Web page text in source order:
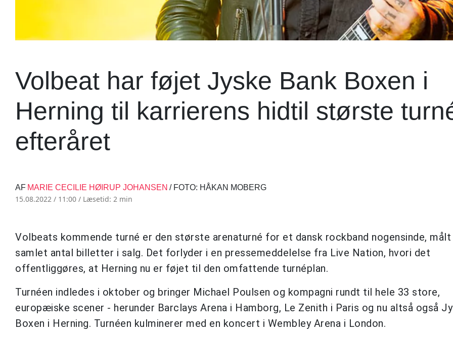
Volbeat har føjet Jyske Bank Boxen i
Herning til karrierens hidtil største
efteråret
AF MARIE CECILIE HØIRUP JOHANSEN / FOTO: HÅKAN MOBERG
15.08.2022 / 11:00 / Læsetid: 2 min
Volbeats kommende turné er den største arenaturné for et dansk rockband nogensinde, målt
samlet antal billetter i salg. Det forlyder i en pressemeddelelse fra Live Nation, hvori det
offentliggøres, at Herning nu er føjet til den omfattende turnéplan.
Turnéen indledes i oktober og bringer Michael Poulsen og kompagni rundt til hele 33 store,
europæiske scener - herunder Barclays Arena i Hamborg, Le Zenith i Paris og nu altså også
Boxen i Herning. Turnéen kulminerer med en koncert i Wembley Arena i London.